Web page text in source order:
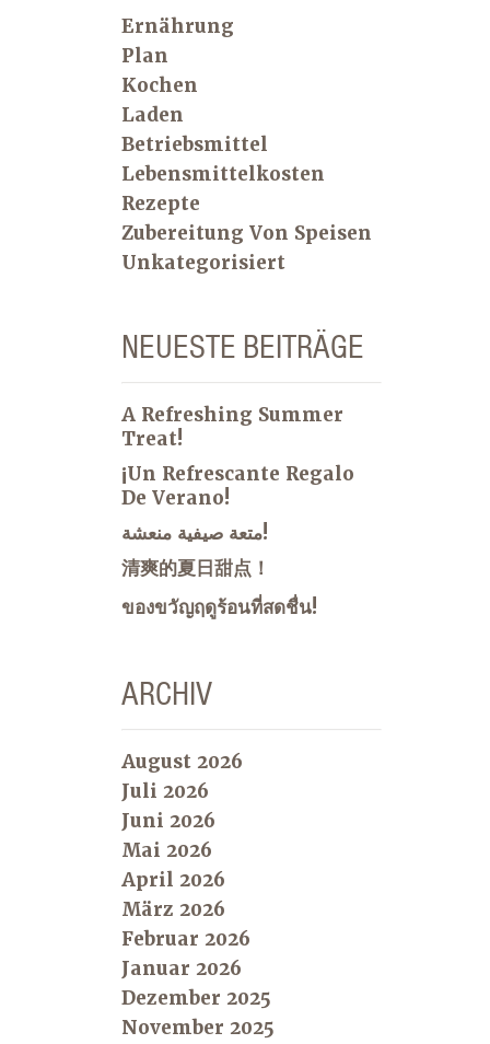
Ernährung
Plan
Kochen
Laden
Betriebsmittel
Lebensmittelkosten
Rezepte
Zubereitung Von Speisen
Unkategorisiert
NEUESTE BEITRÄGE
A Refreshing Summer
Treat!
¡Un Refrescante Regalo
De Verano!
متعة صيفية منعشة!
清爽的夏日甜点！
ของขวัญฤดูร้อนที่สดชื่น!
ARCHIV
August 2026
Juli 2026
Juni 2026
Mai 2026
April 2026
März 2026
Februar 2026
Januar 2026
Dezember 2025
November 2025